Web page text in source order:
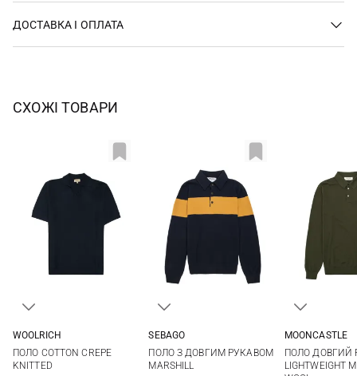
ДОСТАВКА І ОПЛАТА
СХОЖІ ТОВАРИ
3XL
WOOLRICH
ПОЛО COTTON CREPE
KNITTED
SEBAGO
ПОЛО З ДОВГИМ РУКАВОМ
MARSHILL
MOONCASTLE
ПОЛО ДОВГИЙ
LIGHTWEIGHT